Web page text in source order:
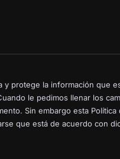
protege la información que
le pedimos llenar los
Sin embargo esta
que está de acuerdo con